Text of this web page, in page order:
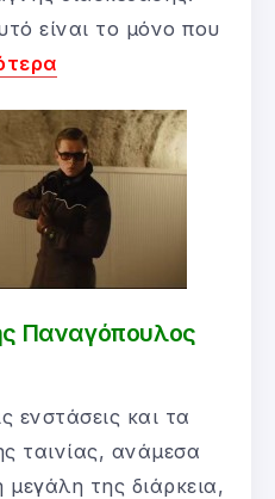
είναι το μόνο που
Παναγόπουλος
ενστάσεις και τα
ταινίας, ανάμεσα
μεγάλη της διάρκεια,